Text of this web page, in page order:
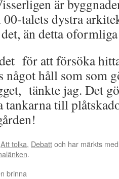
är
talets dystra
än detta
för att försöka
något håll som som
tänkte jag. Det
tankarna till
Att tolka, Debattoch har märkts
.
brinna